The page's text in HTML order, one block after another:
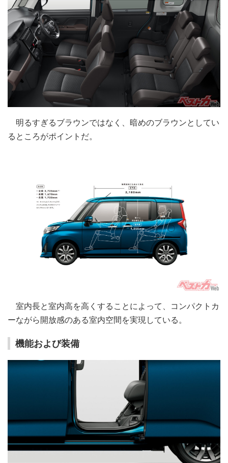
明るすぎるブラウンではなく、暗めのブラウンとしてい
るところがポイントだ。
室内長と室内高を高くすることによって、コンパクトカ
ーながら開放感のある室内空間を実現している。
機能および装備